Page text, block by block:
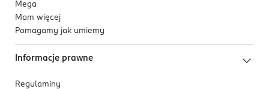
Mega
Mam więcej
Pomagamy jak umiemy
Informacje prawne
Regulaminy